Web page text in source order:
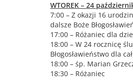
WTOREK – 24
7:00 – Z okazji 16
dalsze Boże
17:00 – Różaniec dla
18:00 – W 24 rocznicę
Błogosławieństwo dla
18:00 – śp. Marian
18:30 – Różaniec